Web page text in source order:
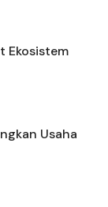
Ekosistem
Usaha